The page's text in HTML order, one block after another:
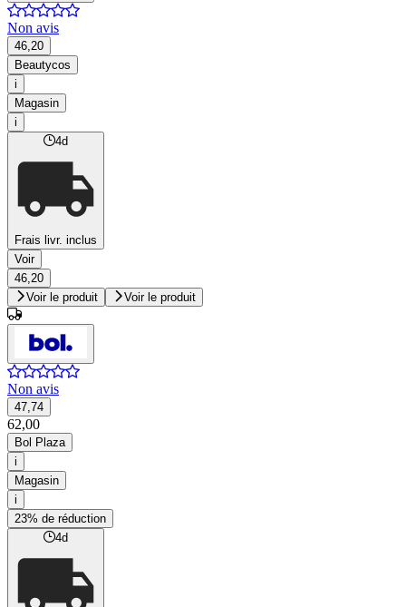
Non avis
46,20
Beautycos
i
Magasin
i
4d
Frais livr. inclus
Voir
46,20
Voir le produit
Voir le produit
Non avis
47,74
62,00
Bol Plaza
i
Magasin
i
23% de réduction
4d